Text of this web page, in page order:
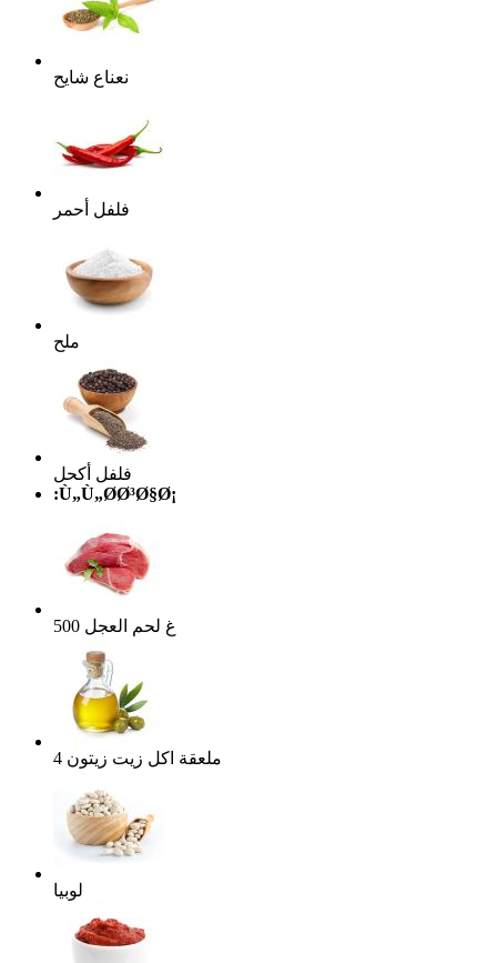
نعناع شايح
فلفل أحمر
ملح
فلفل أكحل
:Ù„Ù„Ø­Ø³Ø§Ø¡
500 غ لحم العجل
4 ملعقة اكل زيت زيتون
لوبيا